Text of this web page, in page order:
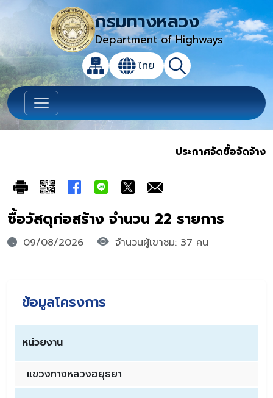
กรมทางหลวง
Department of Highways
แผนผังเว็บไซต์
เปลี่ยนภาษา
ไทย ค้นหา
เปิดกล่องค้นหาข้อมูลหลักของเว็บไซต์
ประกาศจัดซื้อจัดจ้าง
ซื้อวัสดุก่อสร้าง จำนวน 22 รายการ
09/08/2026 จำนวนผู้เขาชม: 37 คน
ข้อมูลโครงการ
หน่วยงาน
แขวงทางหลวงอยุธยา